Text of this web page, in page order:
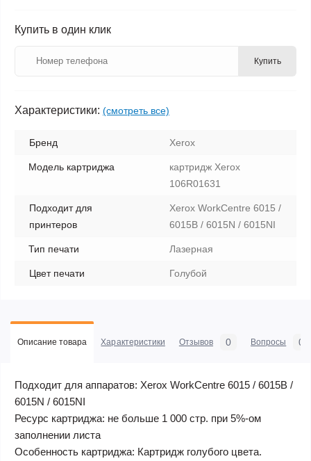
Купить в один клик
Купить
Характеристики: (смотреть все)
Бренд Xerox
Модель картриджа
картридж Xerox
106R01631
Подходит для
принтеров
Xerox WorkCentre 6015 /
6015B / 6015N / 6015NI
Тип печати Лазерная
Цвет печати Голубой
Описание товара Характеристики Отзывов 0 Вопросы 0
Подходит для аппаратов: Xerox WorkCentre 6015 / 6015B /
6015N / 6015NI
Ресурс картриджа: не больше 1 000 стр. при 5%-ом
заполнении листа
Особенность картриджа: Картридж голубого цвета.